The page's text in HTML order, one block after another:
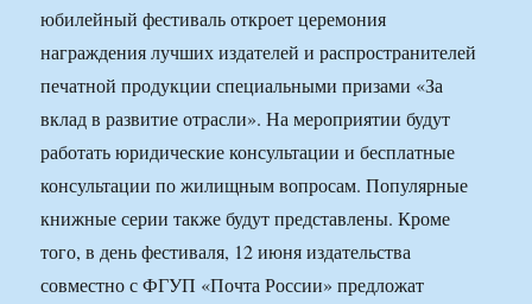
юбилейный фестиваль откроет церемония
награждения лучших издателей и распространителей
печатной продукции специальными призами «За
вклад в развитие отрасли». На мероприятии будут
работать юридические консультации и бесплатные
консультации по жилищным вопросам. Популярные
книжные серии также будут представлены. Кроме
того, в день фестиваля, 12 июня издательства
совместно с ФГУП «Почта России» предложат